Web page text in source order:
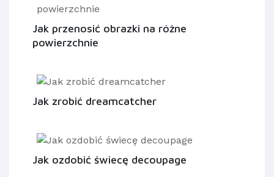
Jak przenosić obrazki na różne
powierzchnie
Jak zrobić dreamcatcher
Jak ozdobić świecę decoupage